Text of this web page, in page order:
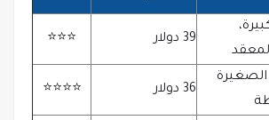
39 دولار ⭐️⭐️⭐️
الصغيرة
36 دولار ⭐️⭐️⭐️⭐️